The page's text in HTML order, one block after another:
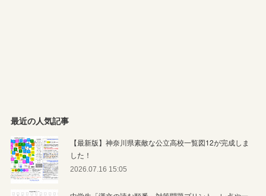
最近の人気記事
【最新版】神奈川県素敵な公立高校一覧図12が完成しま
した！
2026.07.16 15:05